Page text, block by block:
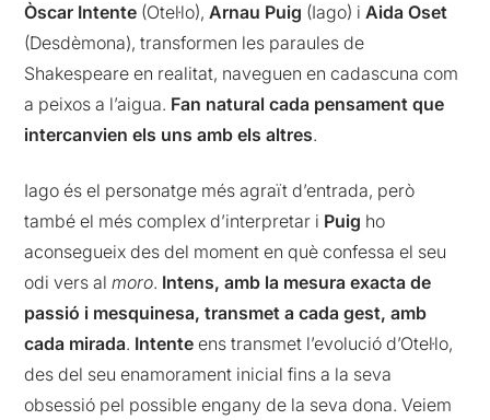
Òscar Intente (Otel·lo),Arnau Puig (Iago) iAida Oset
(Desdèmona), transformen les paraules de
Shakespeare en realitat, naveguen en cadascuna com
a peixos a l’aigua. Fan natural cada pensament que
intercanvien els uns amb els altres.
Iago és el personatge més agraït d’entrada, però
també el més complex d’interpretar i Puig ho
aconsegueix des del moment en què confessa el seu
odi vers almoro. Intens, amb la mesura exacta de
passió i mesquinesa, transmet a cada gest, amb
cada mirada. Intente ens transmet l’evolució d’Otel·lo,
des del seu enamorament inicial fins a la seva
obsessió pel possible engany de la seva dona. Veiem